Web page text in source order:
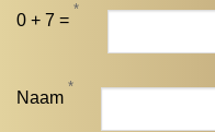
0 + 7 =
*
Naam
*